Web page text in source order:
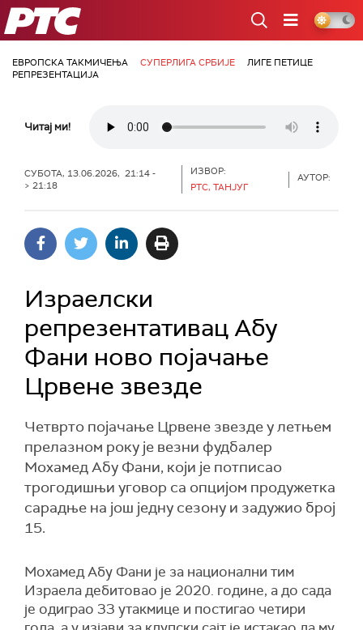
РТС
ЕВРОПСКА ТАКМИЧЕЊА СУПЕРЛИГА СРБИЈЕ
ЛИГЕ ПЕТИЦЕ
РЕПРЕЗЕНТАЦИЈА
Читај ми!
СУБОТА, 13.06.2026, 21:14 -
> 21:18
ИЗВОР:
РТС, ТАНЈУГ
АУТОР:
Израелски
репрезентативац Абу
Фани ново појачање
Црвене звезде
Четврто појачање Црвене звезде у летњем
прелазном року је везни фудбалер
Мохамед Абу Фани, који је потписао
трогодишњи уговор са опцијом продужетка
сарадње на још једну сезону и задужио број
15.
Мохамед Абу Фани је за национални тим
Израела дебитовао је 2020. године, а до сада
је одиграо 33 утакмице и постигао четири